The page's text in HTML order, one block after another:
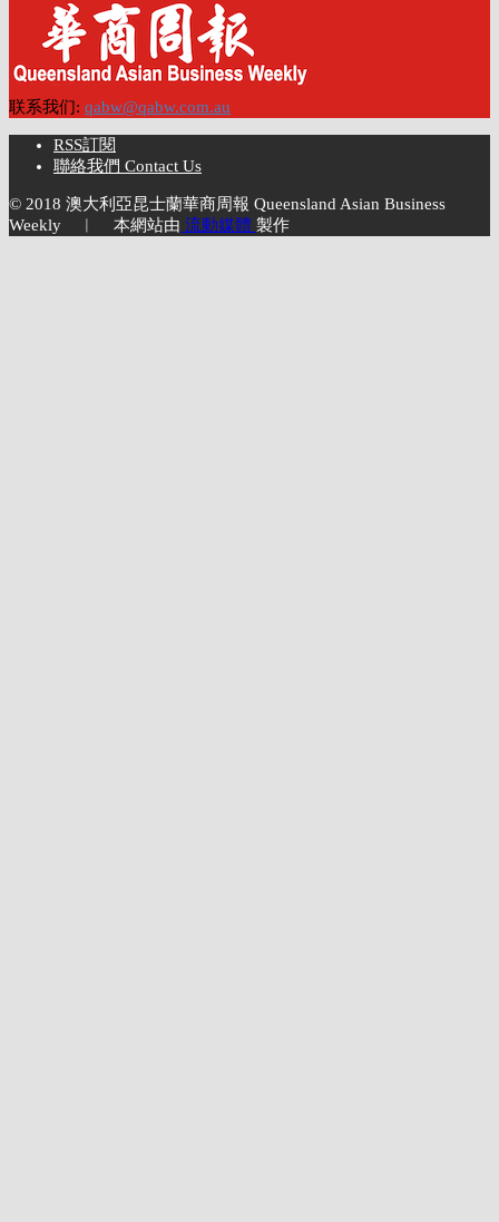
联系我们: qabw@qabw.com.au
RSS訂閱
聯絡我們 Contact Us
© 2018 澳大利亞昆士蘭華商周報 Queensland Asian Business
Weekly ︱ 本網站由 流動媒體 製作